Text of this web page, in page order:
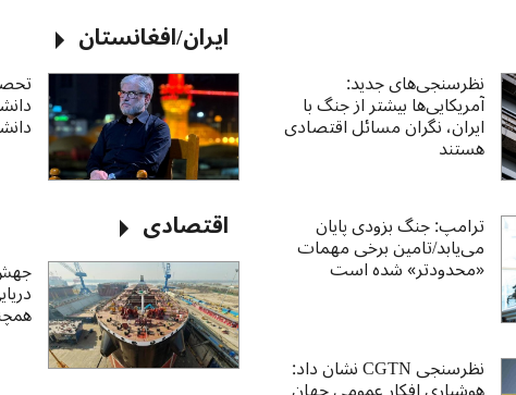
نظرسنجی‌‌های جدید:
آمریکایی‌ها بیشتر از جنگ با
ایران، نگران مسائل اقتصادی
هستند
ترامپ: جنگ بزودی پایان
می‌یابد/تامین برخی مهمات
«محدودتر» شده است
نظرسنجی CGTN نشان داد:
ایران/افغانستان
اقتصادی